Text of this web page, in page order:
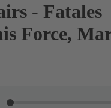
- Fatales
Force,